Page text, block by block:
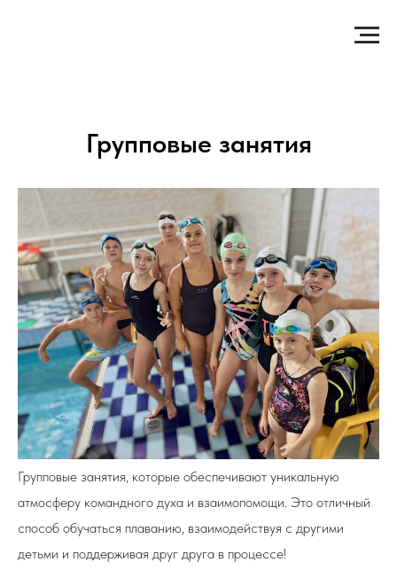
Групповые занятия
Групповые занятия, которые обеспечивают уникальную
атмосферу командного духа и взаимопомощи. Это отличный
способ обучаться плаванию, взаимодействуя с другими
детьми и поддерживая друг друга в процессе!